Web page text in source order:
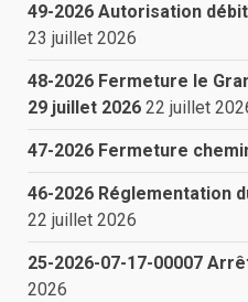
49-2026 Autorisation
23 juillet 2026
48-2026 Fermeture le
29 juillet 2026 22 juillet
47-2026 Fermeture
46-2026 Réglementation
22 juillet 2026
25-2026-07-17-00007
2026